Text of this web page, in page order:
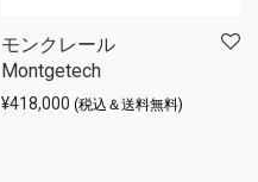
モンクレール
Montgetech
¥418,000 (税込＆送料無料)